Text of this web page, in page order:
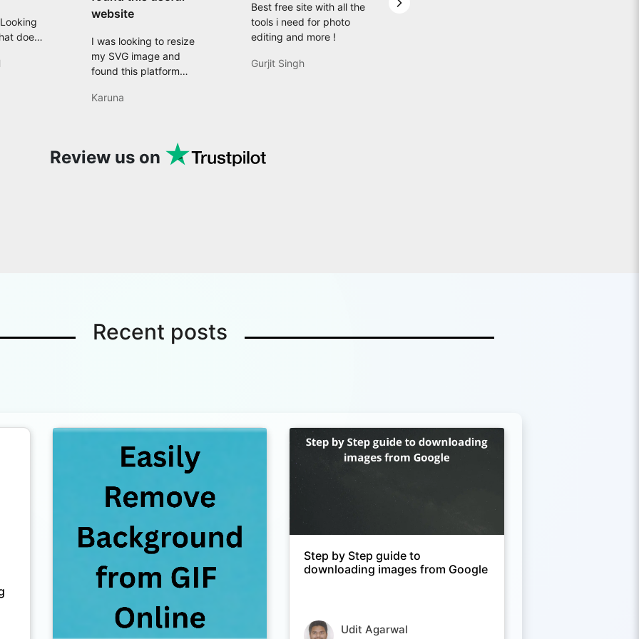
does
then
website
I was looking to resize
my SVG image and
found this platform
comprehensive features
and many more features
that are useful for my
Karuna
Best free site with all the
tools i need for photo
editing and more !
Gurjit Singh
Next slide
Review us on
Recent posts
Step by Step guide to
downloading images from Google
Udit Agarwal